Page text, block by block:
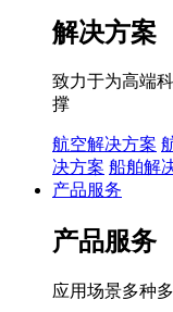
解决方案
致力于为高端
撑
航空解决方案
决方案 船舶解
产品服务
产品服务
应用场景多种